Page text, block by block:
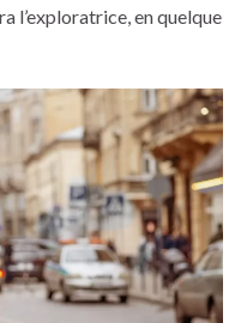
l’exploratrice, en quelque